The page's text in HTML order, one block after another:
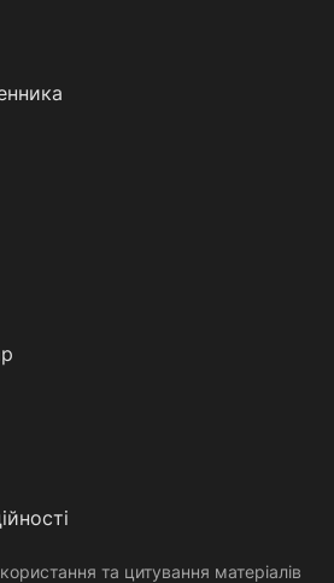
та цитування матеріалів